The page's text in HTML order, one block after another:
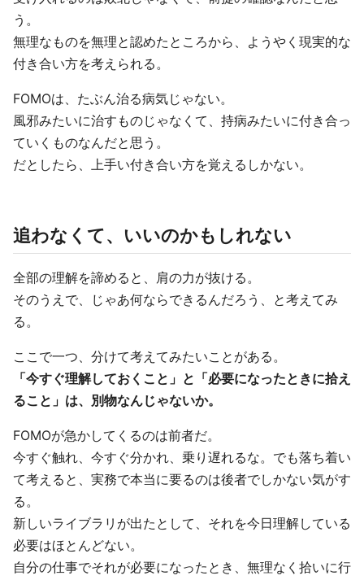
う。
無理なものを無理と認めたところから、ようやく現実的な
付き合い方を考えられる。
FOMOは、たぶん治る病気じゃない。
風邪みたいに治すものじゃなくて、持病みたいに付き合っ
ていくものなんだと思う。
だとしたら、上手い付き合い方を覚えるしかない。
追わなくて、いいのかもしれない
全部の理解を諦めると、肩の力が抜ける。
そのうえで、じゃあ何ならできるんだろう、と考えてみ
る。
ここで一つ、分けて考えてみたいことがある。
「今すぐ理解しておくこと」と「必要になったときに拾え
ること」は、別物なんじゃないか。
FOMOが急かしてくるのは前者だ。
今すぐ触れ、今すぐ分かれ、乗り遅れるな。でも落ち着い
て考えると、実務で本当に要るのは後者でしかない気がす
る。
新しいライブラリが出たとして、それを今日理解している
必要はほとんどない。
自分の仕事でそれが必要になったとき、無理なく拾いに行